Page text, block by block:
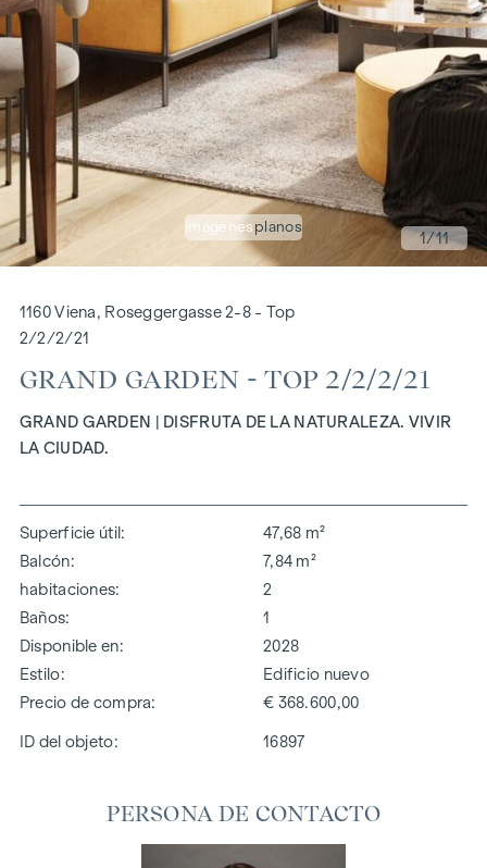
imágenes planos
1/11
1160 Viena, Roseggergasse 2-8 - Top
2/2/2/21
GRAND GARDEN - TOP 2/2/2/21
GRAND GARDEN | DISFRUTA DE LA NATURALEZA. VIVIR
LA CIUDAD.
Superficie útil
47,68 m²
Balcón
7,84 m²
habitaciones
2
Baños
1
Disponible en
2028
Estilo
Edificio nuevo
Precio de compra
€ 368.600,00
ID del objeto: 16897
PERSONA DE CONTACTO